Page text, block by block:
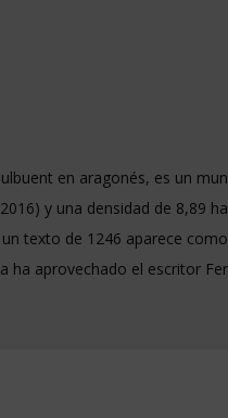
en aragonés, es un
y una densidad de 8,89
texto de 1246 aparece
ha aprovechado el escritor